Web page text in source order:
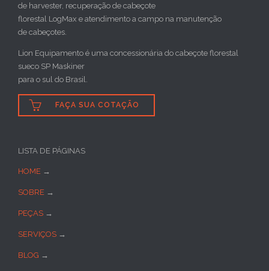
de harvester, recuperação de cabeçote
florestal LogMax e atendimento a campo na manutenção
de cabeçotes.
Lion Equipamento é uma concessionária do cabeçote florestal
sueco SP Maskiner
para o sul do Brasil.
 FAÇA SUA COTAÇÃO
LISTA DE PÁGINAS
HOME →
SOBRE →
PEÇAS →
SERVIÇOS →
BLOG →